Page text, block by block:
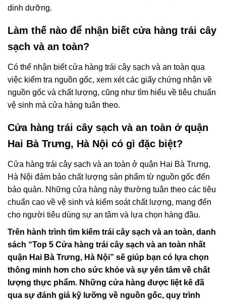
dinh dưỡng.
Làm thế nào để nhận biết cửa hàng trái cây
sạch và an toàn?
Có thể nhận biết cửa hàng trái cây sạch và an toàn qua
việc kiểm tra nguồn gốc, xem xét các giấy chứng nhận về
nguồn gốc và chất lượng, cũng như tìm hiểu về tiêu chuẩn
vệ sinh mà cửa hàng tuân theo.
Cửa hàng trái cây sạch và an toàn ở quận
Hai Bà Trưng, Hà Nội có gì đặc biệt?
Cửa hàng trái cây sạch và an toàn ở quận Hai Bà Trưng,
Hà Nội đảm bảo chất lượng sản phẩm từ nguồn gốc đến
bảo quản. Những cửa hàng này thường tuân theo các tiêu
chuẩn cao về vệ sinh và kiểm soát chất lượng, mang đến
cho người tiêu dùng sự an tâm và lựa chọn hàng đầu.
Trên hành trình tìm kiếm trái cây sạch và an toàn, danh
sách “Top 5 Cửa hàng trái cây sạch và an toàn nhất
quận Hai Bà Trưng, Hà Nội” sẽ giúp bạn có lựa chọn
thông minh hơn cho sức khỏe và sự yên tâm về chất
lượng thực phẩm. Những cửa hàng được liệt kê đã
qua sự đánh giá kỹ lưỡng về nguồn gốc, quy trình